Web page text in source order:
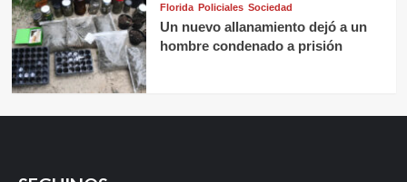
Florida Policiales Sociedad
Un nuevo allanamiento dejó a un
hombre condenado a prisión